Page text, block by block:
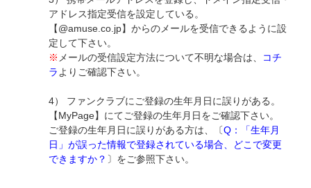
アドレス指定受信を設定している。
【@amuse.co.jp】からのメールを受信できるように設
定して下さい。
※ メールの受信設定方法について不明な場合は、
コチ
ラ よりご確認下さい。
4） ファンクラブにご登録の生年月日に誤りがある。
【MyPage】にてご登録の生年月日をご確認下さい。
ご登録の生年月日に誤りがある方は、〔Q：「生年月
日」が誤った情報で登録されている場合、どこで変更
できますか？ 〕をご参照下さい。